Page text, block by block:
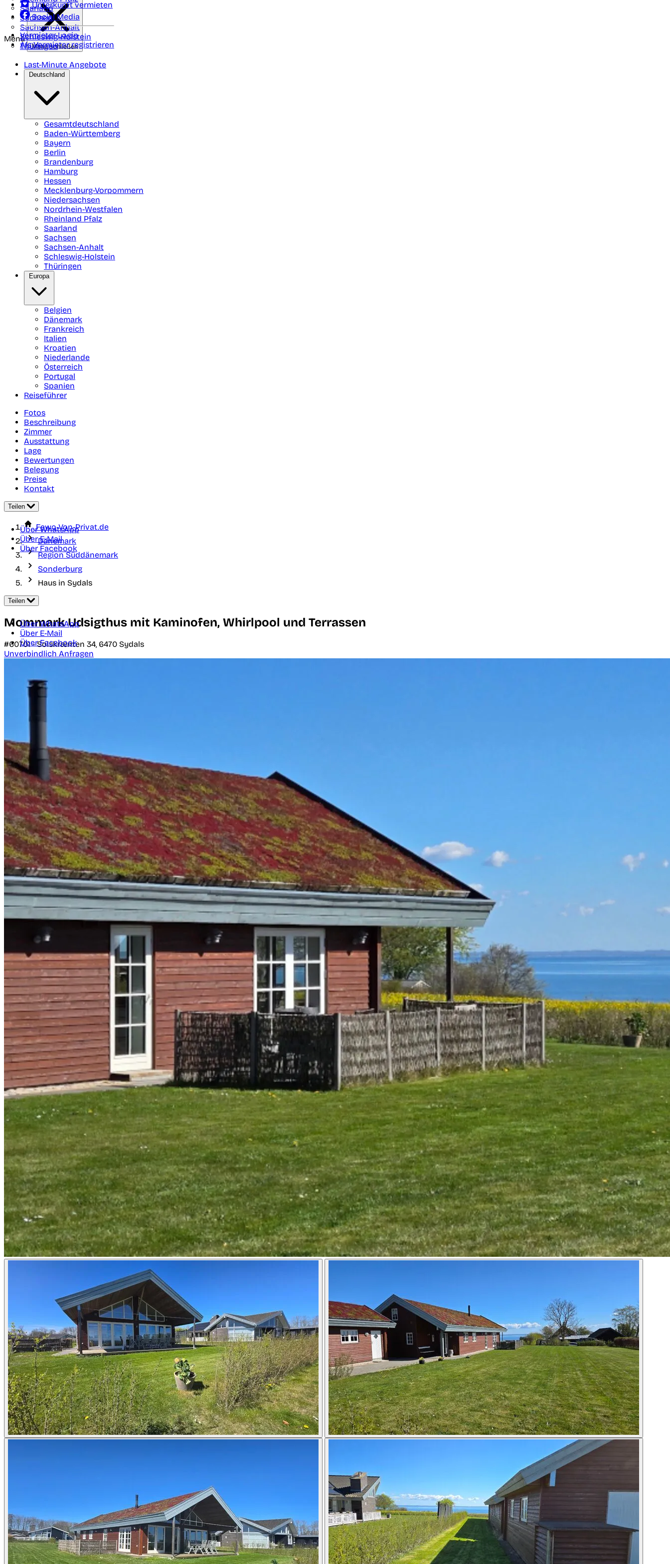
Saarland
Sachsen
Sachsen-Anhalt
Schleswig-Holstein
Thüringen
Unterkunft vermieten
Social Media
Vermieter-Login
Als Vermieter registrieren
Menü
Menü schließen
Last-Minute Angebote
Deutschland
Gesamtdeutschland
Baden-Württemberg
Bayern
Berlin
Brandenburg
Hamburg
Hessen
Mecklenburg-Vorpommern
Niedersachsen
Nordrhein-Westfalen
Rheinland Pfalz
Saarland
Sachsen
Sachsen-Anhalt
Schleswig-Holstein
Thüringen
Europa
Belgien
Dänemark
Frankreich
Italien
Kroatien
Niederlande
Österreich
Portugal
Spanien
Reiseführer
Fotos
Beschreibung
Zimmer
Ausstattung
Lage
Bewertungen
Belegung
Preise
Kontakt
Teilen
Über WhatsApp
Über E-Mail
Über Facebook
Fewo-Von-Privat.de
Dänemark
Region Süddänemark
Sonderburg
Haus in Sydals
Teilen
Über WhatsApp
Über E-Mail
Über Facebook
Mommark Udsigthus mit Kaminofen, Whirlpool und Terrassen
#60701 -Solskrænten 34, 6470 Sydals
Unverbindlich Anfragen